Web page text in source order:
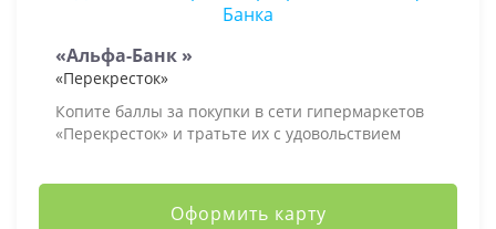
«Альфа-Банк »
«Перекресток»
Копите баллы за покупки в сети гипермаркетов
«Перекресток» и тратьте их с удовольствием
Оформить карту